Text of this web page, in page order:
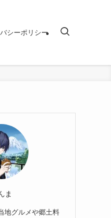
シーポリシー
ま
地グルメや郷土料